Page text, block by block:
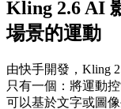
Kling 2.6 AI
場景的運動
由快手開發，Kling
只有一個：將運動
可以基於文字或圖